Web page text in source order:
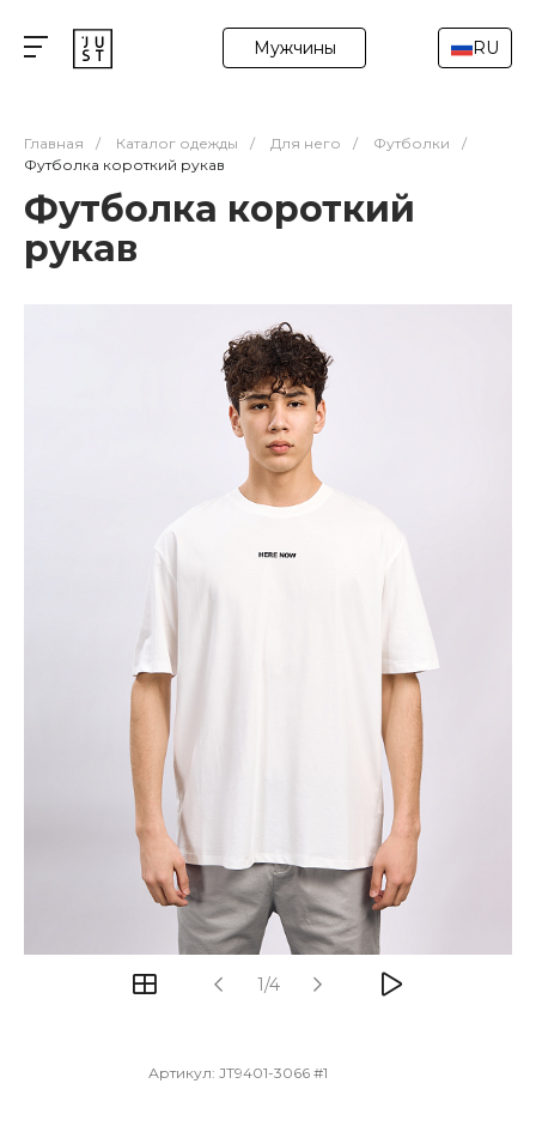
Мужчины RU
Главная / Каталог одежды / Для него / Футболки
/
Футболка короткий рукав
Футболка короткий
рукав
1/4
Артикул: JT9401-3066 #1